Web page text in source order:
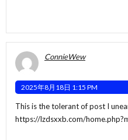
ConnieWew
2025年8月18日 1:15 PM
This is the tolerant of post I
https://lzdsxxb.com/